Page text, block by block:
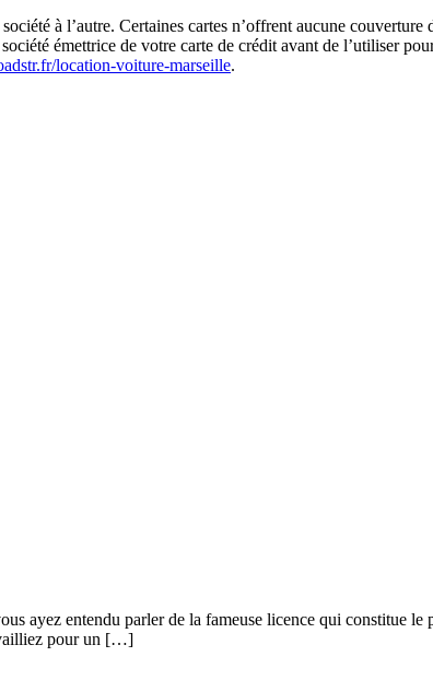
à l’autre. Certaines cartes n’offrent aucune
émettrice de votre carte de crédit avant de l’utiliser
location-voiture-marseille.
ayez entendu parler de la fameuse licence qui constitue le
pour un […]